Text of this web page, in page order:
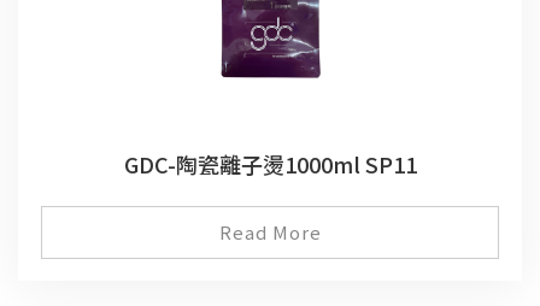
GDC-陶瓷離子燙1000ml SP11
Read More